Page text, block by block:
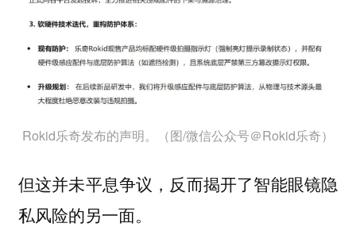
Rokid乐奇发布的声明。（图/微信公众号＠Rokid乐奇）
但这并未平息争议，反而揭开了智能眼镜隐
私风险的另一面。